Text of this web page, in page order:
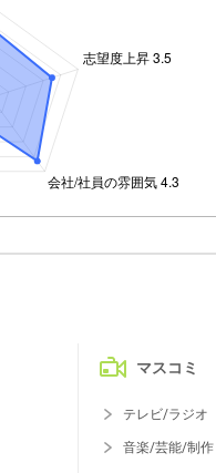
マスコミ
テレビ/ラジオ
音楽/芸能/制作